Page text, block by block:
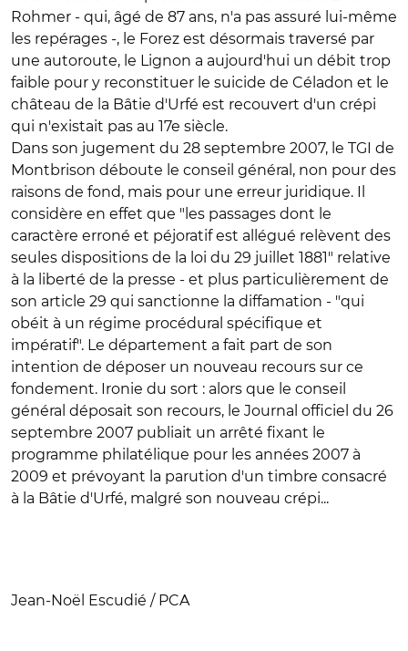
Rohmer - qui, âgé de 87 ans, n'a pas assuré lui-même
les repérages -, le Forez est désormais traversé par
une autoroute, le Lignon a aujourd'hui un débit trop
faible pour y reconstituer le suicide de Céladon et le
château de la Bâtie d'Urfé est recouvert d'un crépi
qui n'existait pas au 17e siècle.
Dans son jugement du 28 septembre 2007, le TGI de
Montbrison déboute le conseil général, non pour des
raisons de fond, mais pour une erreur juridique. Il
considère en effet que "les passages dont le
caractère erroné et péjoratif est allégué relèvent des
seules dispositions de la loi du 29 juillet 1881" relative
à la liberté de la presse - et plus particulièrement de
son article 29 qui sanctionne la diffamation - "qui
obéit à un régime procédural spécifique et
impératif". Le département a fait part de son
intention de déposer un nouveau recours sur ce
fondement. Ironie du sort : alors que le conseil
général déposait son recours, le Journal officiel du 26
septembre 2007 publiait un arrêté fixant le
programme philatélique pour les années 2007 à
2009 et prévoyant la parution d'un timbre consacré
à la Bâtie d'Urfé, malgré son nouveau crépi...
Jean-Noël Escudié / PCA